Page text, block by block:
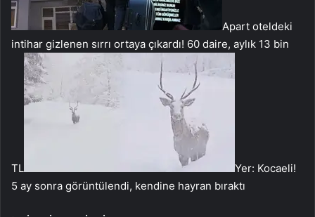
Apart oteldeki
intihar gizlenen sırrı ortaya çıkardı! 60 daire, aylık 13 bin
TL
Yer: Kocaeli!
5 ay sonra görüntülendi, kendine hayran bıraktı